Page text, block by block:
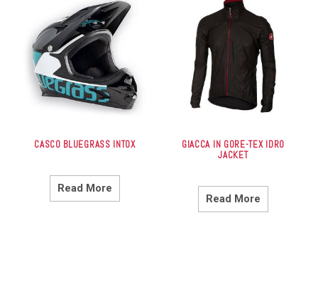
CASCO BLUEGRASS INTOX
Read More
GIACCA IN GORE-TEX IDRO
JACKET
Read More